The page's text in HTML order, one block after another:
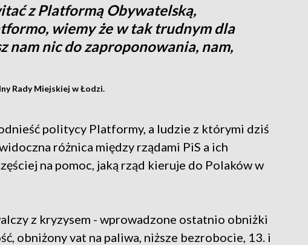
z Platformą Obywatelską,
wiemy że w tak trudnym dla
nam nic do zaproponowania, nam,
Rady Miejskiej w Łodzi.
politycy Platformy, a ludzie z którymi dziś
różnica między rządami PiS a ich
na pomoc, jaką rząd kieruje do Polaków w
z kryzysem - wprowadzone ostatnio obniżki
obniżony vat na paliwa, niższe bezrobocie, 13. i